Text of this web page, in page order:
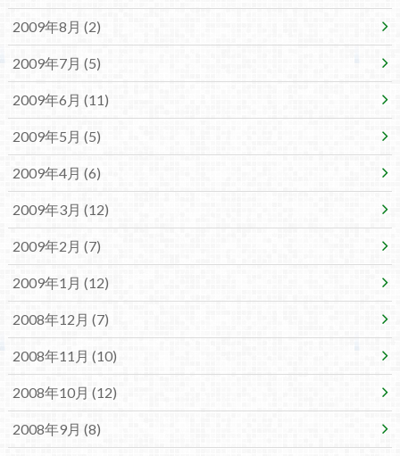
2009年8月 (2)
2009年7月 (5)
2009年6月 (11)
2009年5月 (5)
2009年4月 (6)
2009年3月 (12)
2009年2月 (7)
2009年1月 (12)
2008年12月 (7)
2008年11月 (10)
2008年10月 (12)
2008年9月 (8)